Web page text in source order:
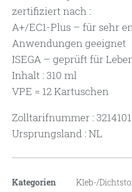
zertifiziert nach :
A+/EC1-Plus – für sehr
Anwendungen geeignet
ISEGA – geprüft für
Inhalt : 310 ml
VPE = 12 Kartuschen
Zolltarifnummer :
Ursprungsland : NL
Kategorien Kleb-/